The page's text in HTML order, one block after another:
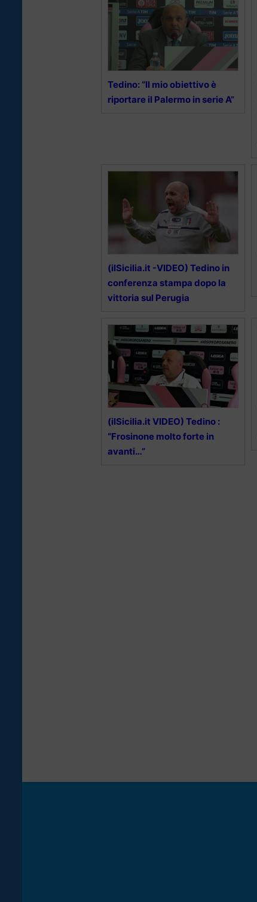
Tedino: “Il mio obiettivo è
riportare il Palermo in serie A”
(ilSicilia.it -VIDEO) Tedino in
conferenza stampa dopo la
vittoria sul Perugia
(ilSicilia.it VIDEO) Tedino :
“Frosinone molto forte in
avanti…”